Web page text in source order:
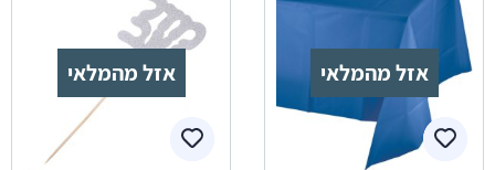
אזל מהמלאי אזל מהמלאי